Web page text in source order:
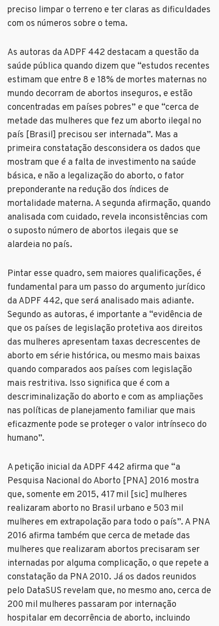
preciso limpar o terreno e ter claras as dificuldades
com os números sobre o tema.
As autoras da ADPF 442 destacam a questão da
saúde pública quando dizem que “estudos recentes
estimam que entre 8 e 18% de mortes maternas no
mundo decorram de abortos inseguros, e estão
concentradas em países pobres” e que “cerca de
metade das mulheres que fez um aborto ilegal no
país [Brasil] precisou ser internada”. Mas a
primeira constatação desconsidera os dados que
mostram que é a falta de investimento na saúde
básica, e não a legalização do aborto, o fator
preponderante na redução dos índices de
mortalidade materna. A segunda afirmação, quando
analisada com cuidado, revela inconsistências com
o suposto número de abortos ilegais que se
alardeia no país.
Pintar esse quadro, sem maiores qualificações, é
fundamental para um passo do argumento jurídico
da ADPF 442, que será analisado mais adiante.
Segundo as autoras, é importante a “evidência de
que os países de legislação protetiva aos direitos
das mulheres apresentam taxas decrescentes de
aborto em série histórica, ou mesmo mais baixas
quando comparados aos países com legislação
mais restritiva. Isso significa que é com a
descriminalização do aborto e com as ampliações
nas políticas de planejamento familiar que mais
eficazmente pode se proteger o valor intrínseco do
humano”.
A petição inicial da ADPF 442 afirma que “a
Pesquisa Nacional do Aborto [PNA] 2016 mostra
que, somente em 2015, 417 mil [sic] mulheres
realizaram aborto no Brasil urbano e 503 mil
mulheres em extrapolação para todo o país”. A PNA
2016 afirma também que cerca de metade das
mulheres que realizaram abortos precisaram ser
internadas por alguma complicação, o que repete a
constatação da PNA 2010. Já os dados reunidos
pelo DataSUS revelam que, no mesmo ano, cerca de
200 mil mulheres passaram por internação
hospitalar em decorrência de aborto, incluindo